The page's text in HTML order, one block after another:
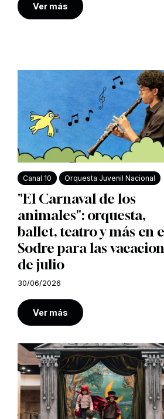
Ver más
Canal 10 Orquesta Juvenil Nacional
"El Carnaval de los
animales": orquesta,
ballet, teatro y más en
Sodre para las
de julio
30/06/2026
Ver más